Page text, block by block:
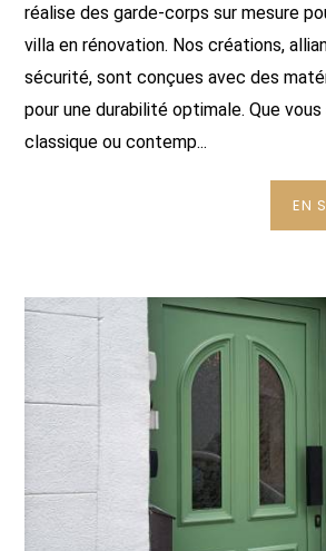
réalise des garde-corps sur mesure
villa en rénovation. Nos créations,
sécurité, sont conçues avec des
pour une durabilité optimale. Que
classique ou contemp...
EN